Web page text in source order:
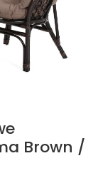
Brown /